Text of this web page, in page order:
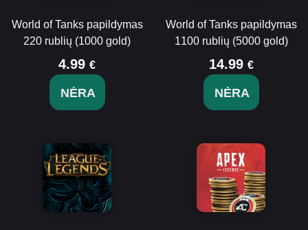
World of Tanks papildymas
220 rublių (1000 gold)
4.99 €
NĖRA
World of Tanks papildymas
1100 rublių (5000 gold)
14.99 €
NĖRA